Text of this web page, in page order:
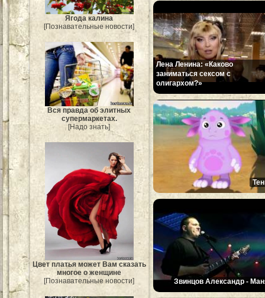
Ягода калина
[Познавательные новости]
Вся правда об элитных
супермаркетах.
[Надо знать]
Цвет платья может Вам сказать
многое о женщине
[Познавательные новости]
Лена Ленина: «Каково
заниматься сексом с
олигархом?»
Звинцов Александр -